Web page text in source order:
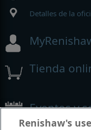
Detalles de la
Tienda
Eventos y
Renishaw's